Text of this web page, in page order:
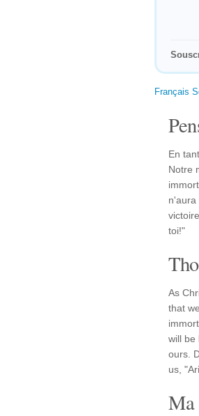
Français
En
Notre
n'aura
toi!"
As
that
will be
ours.
us,
Ma